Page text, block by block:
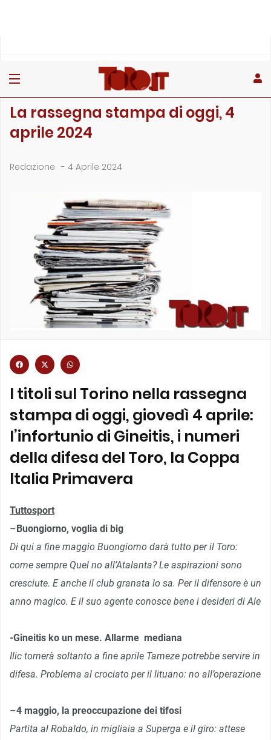
»
La rassegna stampa di oggi, 4
aprile 2024
Redazione - 4 Aprile 2024
I titoli sul Torino nella rassegna
stampa di oggi, giovedì 4 aprile:
l’infortunio di Gineitis, i numeri
della difesa del Toro, la Coppa
Italia Primavera
Tuttosport
–Buongiorno, voglia di big
Di qui a fine maggio Buongiorno darà tutto per il Toro:
come sempre Quel no all’Atalanta? Le aspirazioni sono
cresciute. E anche il club granata lo sa. Per il difensore è un
anno magico. E il suo agente conosce bene i desideri di Ale
-Gineitis ko un mese. Allarme mediana
Ilic tornerà soltanto a fine aprile Tameze potrebbe servire in
difesa. Problema al crociato per il lituano: no all’operazione
–4 maggio, la preoccupazione dei tifosi
Partita al Robaldo, in migliaia a Superga e il giro: attese